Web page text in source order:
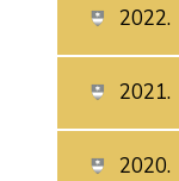
2022.
2021.
2020.